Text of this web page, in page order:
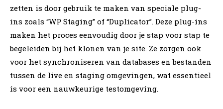
zetten is door gebruik te maken van speciale plug-
ins zoals “WP Staging” of “Duplicator”. Deze plug-ins
maken het proces eenvoudig door je stap voor stap te
begeleiden bij het klonen van je site. Ze zorgen ook
voor het synchroniseren van databases en bestanden
tussen de live en staging omgevingen, wat essentieel
is voor een nauwkeurige testomgeving.